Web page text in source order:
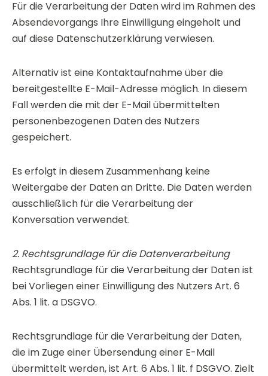
Für die Verarbeitung der Daten wird im Rahmen des
Absendevorgangs Ihre Einwilligung eingeholt und
auf diese Datenschutzerklärung verwiesen.
Alternativ ist eine Kontaktaufnahme über die
bereitgestellte E-Mail-Adresse möglich. In diesem
Fall werden die mit der E-Mail übermittelten
personenbezogenen Daten des Nutzers
gespeichert.
Es erfolgt in diesem Zusammenhang keine
Weitergabe der Daten an Dritte. Die Daten werden
ausschließlich für die Verarbeitung der
Konversation verwendet.
2. Rechtsgrundlage für die Datenverarbeitung
Rechtsgrundlage für die Verarbeitung der Daten ist
bei Vorliegen einer Einwilligung des Nutzers Art. 6
Abs. 1 lit. a DSGVO.
Rechtsgrundlage für die Verarbeitung der Daten,
die im Zuge einer Übersendung einer E-Mail
übermittelt werden, ist Art. 6 Abs. 1 lit. f DSGVO. Zielt